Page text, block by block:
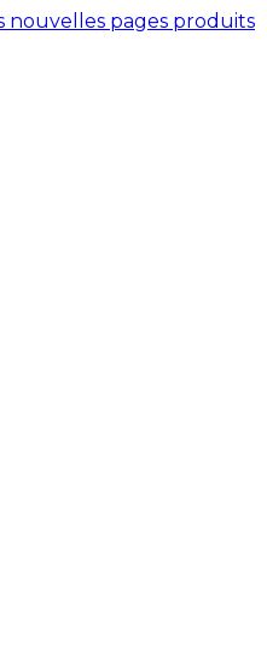
nouvelles pages produits